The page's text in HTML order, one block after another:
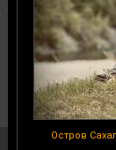
Остров